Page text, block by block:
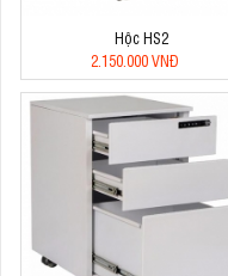
Hộc HS2
2.150.000 VNĐ